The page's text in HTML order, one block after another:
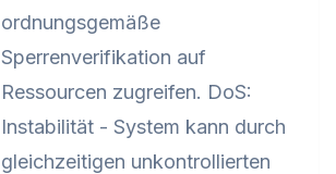
ordnungsgemäße
Sperrenverifikation auf
Ressourcen zugreifen. DoS:
Instabilität - System kann durch
gleichzeitigen unkontrollierten